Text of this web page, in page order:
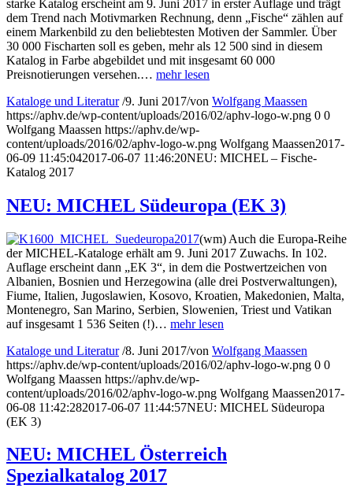
starke Katalog erscheint am 9. Juni 2017 in erster Auflage und trägt
dem Trend nach Motivmarken Rechnung, denn „Fische“ zählen auf
einem Markenbild zu den beliebtesten Motiven der Sammler. Über
30 000 Fischarten soll es geben, mehr als 12 500 sind in diesem
Katalog in Farbe abgebildet und mit insgesamt 60 000
Preisnotierungen versehen.… mehr lesen
Kataloge und Literatur /9. Juni 2017/von Wolfgang Maassen
https://aphv.de/wp-content/uploads/2016/02/aphv-logo-w.png 0 0
Wolfgang Maassen https://aphv.de/wp-
content/uploads/2016/02/aphv-logo-w.png Wolfgang Maassen2017-
06-09 11:45:042017-06-07 11:46:20NEU: MICHEL – Fische-
Katalog 2017
NEU: MICHEL Südeuropa (EK 3)
(wm) Auch die Europa-Reihe
der MICHEL-Kataloge erhält am 9. Juni 2017 Zuwachs. In 102.
Auflage erscheint dann „EK 3“, in dem die Postwertzeichen von
Albanien, Bosnien und Herzegowina (alle drei Postverwaltungen),
Fiume, Italien, Jugoslawien, Kosovo, Kroatien, Makedonien, Malta,
Montenegro, San Marino, Serbien, Slowenien, Triest und Vatikan
auf insgesamt 1 536 Seiten (!)… mehr lesen
Kataloge und Literatur /8. Juni 2017/von Wolfgang Maassen
https://aphv.de/wp-content/uploads/2016/02/aphv-logo-w.png 0 0
Wolfgang Maassen https://aphv.de/wp-
content/uploads/2016/02/aphv-logo-w.png Wolfgang Maassen2017-
06-08 11:42:282017-06-07 11:44:57NEU: MICHEL Südeuropa
(EK 3)
NEU: MICHEL Österreich
Spezialkatalog 2017